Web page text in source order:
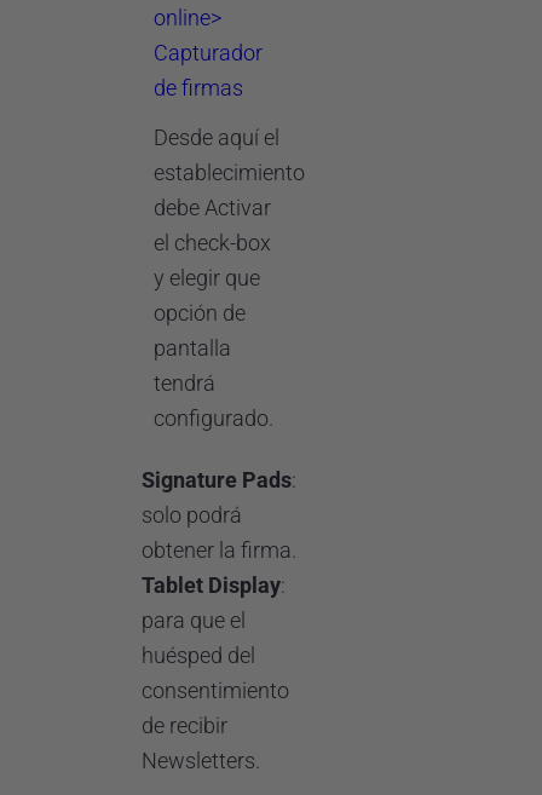
online>
Capturador
de firmas
Desde aquí el
establecimiento
debe Activar
el check-box
y elegir que
opción de
pantalla
tendrá
configurado.
Signature Pads:
solo podrá
obtener la firma.
Tablet Display:
para que el
huésped del
consentimiento
de recibir
Newsletters.